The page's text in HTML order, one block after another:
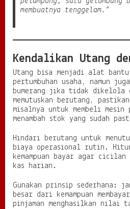
membuatnya tenggelam.”
Kendalikan Utang
Utang bisa menjadi alat bantu
pertumbuhan usaha, namun
bumerang jika tidak dikelola
memutuskan berutang,
misalnya untuk membeli mesin
menambah stok yang sudah
Hindari berutang untuk
biaya operasional rutin.
kemampuan bayar agar cicilan
kas harian.
Gunakan prinsip sederhana:
besar dari kemampuan
pinjaman menghasilkan nilai